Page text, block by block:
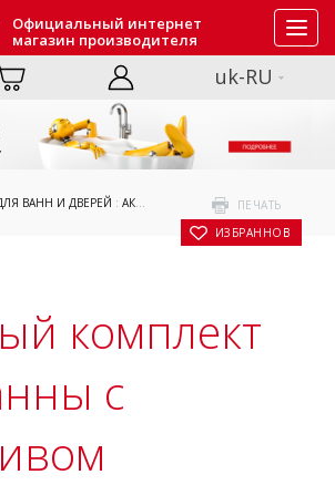
Официальный интернет
магазин производителя
uk-RU
ПЕЧАТЬ
В ИЗБРАННОЕ
ВАНН И ДВЕРЕЙ : АКСЕССУАРЫ : СТОЧНЫЙ
комплект
с